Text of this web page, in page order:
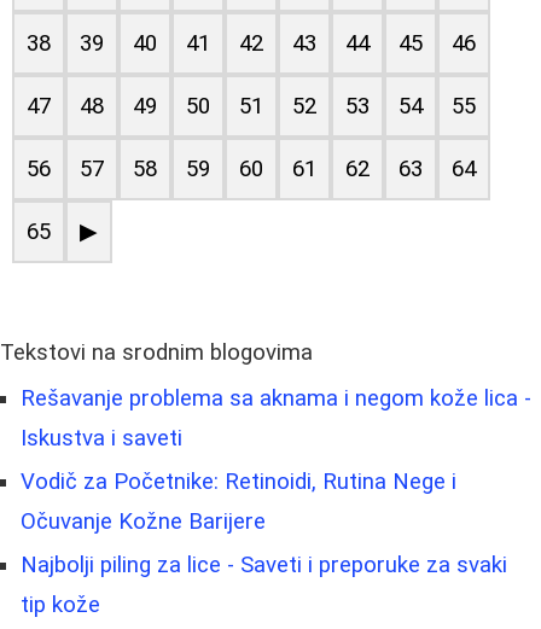
38 39 40 41 42 43 44 45 46
47 48 49 50 51 52 53 54 55
56 57 58 59 60 61 62 63 64
65 ▶
Tekstovi na srodnim blogovima
Rešavanje problema sa aknama i negom kože lica -
Iskustva i saveti
Vodič za Početnike: Retinoidi, Rutina Nege i
Očuvanje Kožne Barijere
Najbolji piling za lice - Saveti i preporuke za svaki
tip kože